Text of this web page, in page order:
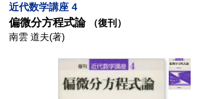
近代数学講座 4
偏微分方程式論
（復刊）
南雲 道夫(著)